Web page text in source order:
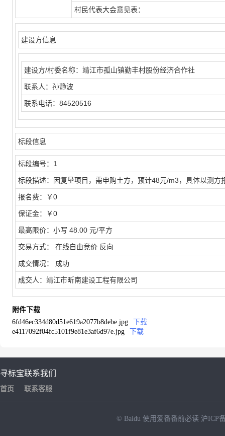
村民代表大会意见表：
建设方信息
建设方/村委名称： 靖江市孤山镇勤丰村股份经济合作社
联系人： 孙静波
联系电话： 84520516
标段信息
标段编号： 1
标段描述： 因复垦项目，需申购土方，预计48元/m3，具体以测方
报名费： ￥0
保证金： ￥0
最高限价： 小写 48.00 元/平方
交易方式： 在线自由竞价 反向
成交情况： 成功
成交人： 靖江市昕南建设工程有限公司
附件下载
6fd46ec334d80d51e619a2077b8debe.jpg
下载
e4117092f04fc5101f9e81e3af6d97e.jpg
下载
寻标宝
首页
联系我们
联系客服
© Baidu 使用爱番番前必读 沪ICP